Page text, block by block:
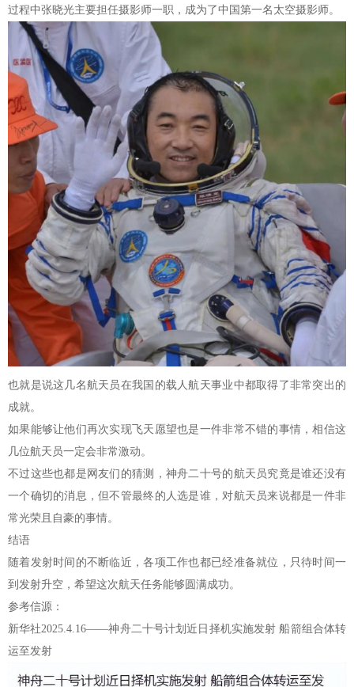
过程中张晓光主要担任摄影师一职，成为了中国第一名太空摄影师。
也就是说这几名航天员在我国的载人航天事业中都取得了非常突出的
成就。
如果能够让他们再次实现飞天愿望也是一件非常不错的事情，相信这
几位航天员一定会非常激动。
不过这些也都是网友们的猜测，神舟二十号的航天员究竟是谁还没有
一个确切的消息，但不管最终的人选是谁，对航天员来说都是一件非
常光荣且自豪的事情。
结语
随着发射时间的不断临近，各项工作也都已经准备就位，只待时间一
到发射升空，希望这次航天任务能够圆满成功。
参考信源：
新华社2025.4.16——神舟二十号计划近日择机实施发射 船箭组合体转
运至发射